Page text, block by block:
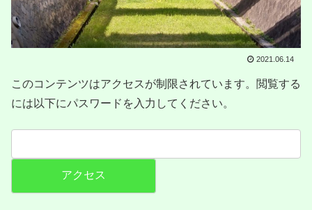
2021.06.14
このコンテンツはアクセスが制限されています。閲覧する
には以下にパスワードを入力してください。